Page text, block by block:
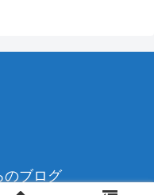
のブログ